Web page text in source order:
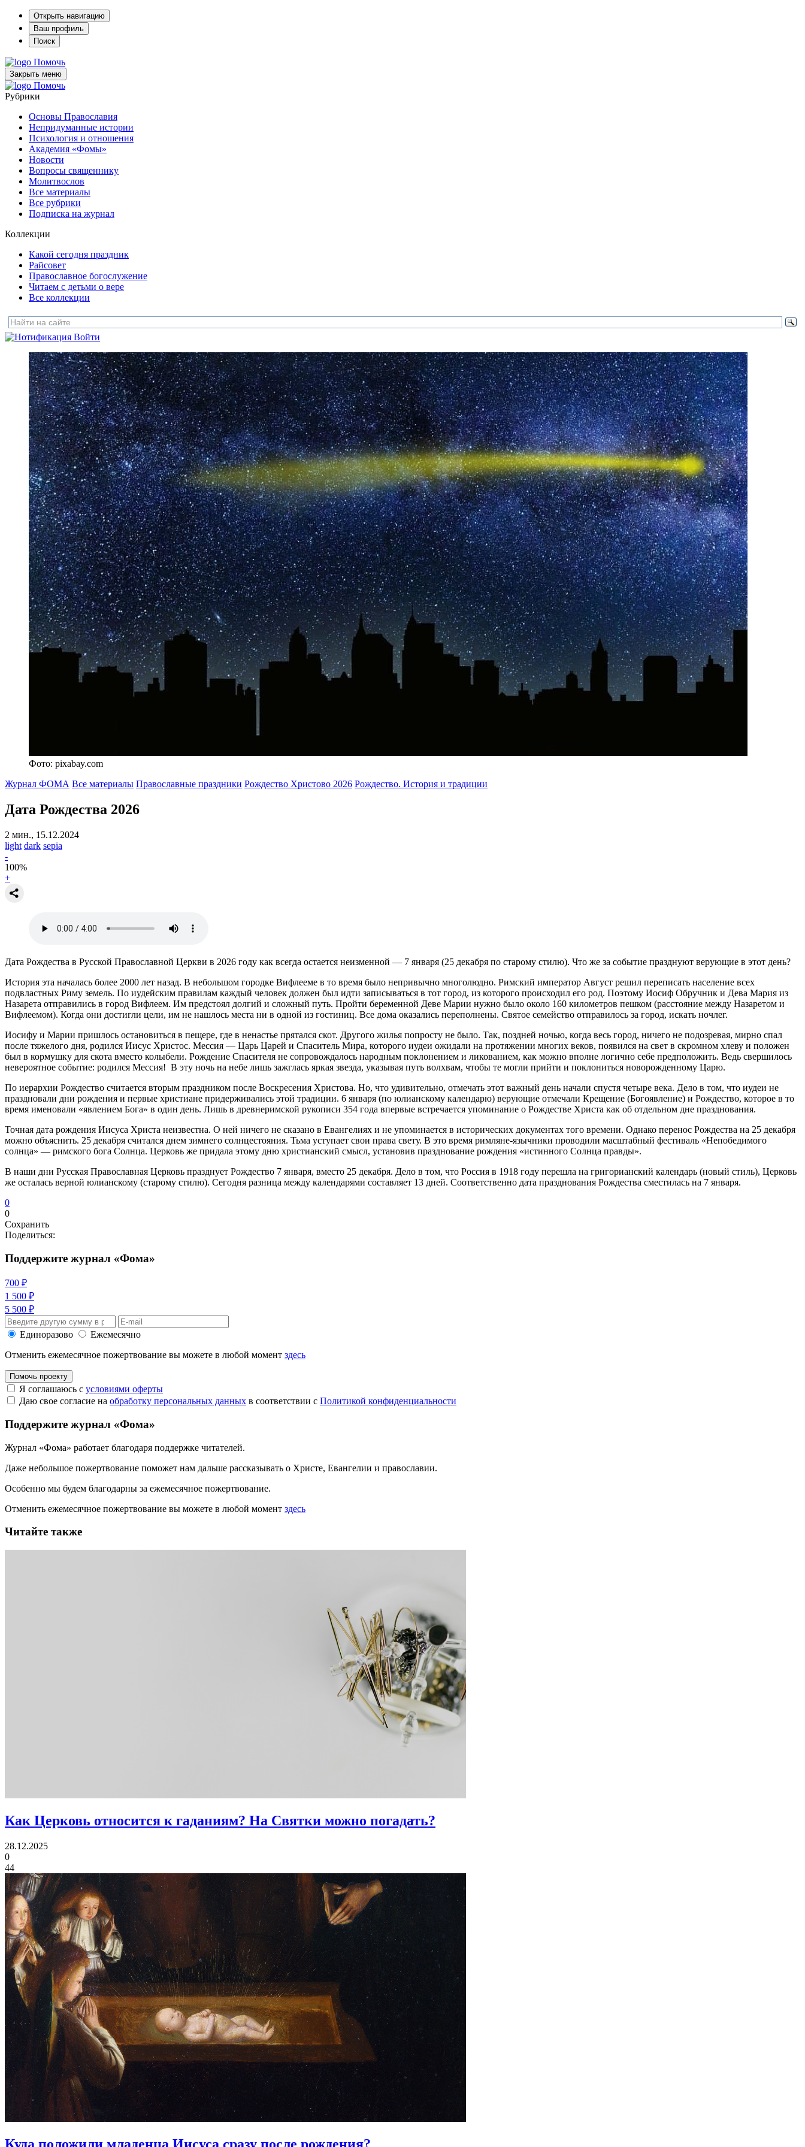
Открыть навигацию
Ваш профиль
Поиск
Помочь
Закрыть меню
Помочь
Рубрики
Основы Православия
Непридуманные истории
Психология и отношения
Академия «Фомы»
Новости
Вопросы священнику
Молитвослов
Все материалы
Все рубрики
Подписка на журнал
Коллекции
Какой сегодня праздник
Райсовет
Православное богослужение
Читаем с детьми о вере
Все коллекции
Войти
Фото: pixabay.com
Журнал ФОМА Все материалы Православные праздники Рождество Христово 2026 Рождество. История и традиции
Дата Рождества 2026
2 мин., 15.12.2024
light dark sepia
-
100%
+
Дата Рождества в Русской Православной Церкви в 2026 году как всегда остается неизменной — 7 января (25 декабря по старому стилю). Что же за событие празднуют верующие в этот день?
История эта началась более 2000 лет назад. В небольшом городке Вифлееме в то время было непривычно многолюдно. Римский император Август решил переписать население всех
подвластных Риму земель. По иудейским правилам каждый человек должен был идти записываться в тот город, из которого происходил его род. Поэтому Иосиф Обручник и Дева Мария из
Назарета отправились в город Вифлеем. Им предстоял долгий и сложный путь. Пройти беременной Деве Марии нужно было около 160 километров пешком (расстояние между Назаретом и
Вифлеемом). Когда они достигли цели, им не нашлось места ни в одной из гостиниц. Все дома оказались переполнены. Святое семейство отправилось за город, искать ночлег.
Иосифу и Марии пришлось остановиться в пещере, где в ненастье прятался скот. Другого жилья попросту не было. Так, поздней ночью, когда весь город, ничего не подозревая, мирно спал
после тяжелого дня, родился Иисус Христос. Мессия — Царь Царей и Спаситель Мира, которого иудеи ожидали на протяжении многих веков, появился на свет в скромном хлеву и положен
был в кормушку для скота вместо колыбели. Рождение Спасителя не сопровождалось народным поклонением и ликованием, как можно вполне логично себе предположить. Ведь свершилось
невероятное событие: родился Мессия! В эту ночь на небе лишь зажглась яркая звезда, указывая путь волхвам, чтобы те могли прийти и поклониться новорожденному Царю.
По иерархии Рождество считается вторым праздником после Воскресения Христова. Но, что удивительно, отмечать этот важный день начали спустя четыре века. Дело в том, что иудеи не
праздновали дни рождения и первые христиане придерживались этой традиции. 6 января (по юлианскому календарю) верующие отмечали Крещение (Богоявление) и Рождество, которое в то
время именовали «явлением Бога» в один день. Лишь в древнеримской рукописи 354 года впервые встречается упоминание о Рождестве Христа как об отдельном дне празднования.
Точная дата рождения Иисуса Христа неизвестна. О ней ничего не сказано в Евангелиях и не упоминается в исторических документах того времени. Однако перенос Рождества на 25 декабря
можно объяснить. 25 декабря считался днем зимнего солнцестояния. Тьма уступает свои права свету. В это время римляне-язычники проводили масштабный фестиваль «Непобедимого
солнца» — римского бога Солнца. Церковь же придала этому дню христианский смысл, установив празднование рождения «истинного Солнца правды».
В наши дни Русская Православная Церковь празднует Рождество 7 января, вместо 25 декабря. Дело в том, что Россия в 1918 году перешла на григорианский календарь (новый стиль), Церковь
же осталась верной юлианскому (старому стилю). Сегодня разница между календарями составляет 13 дней. Соответственно дата празднования Рождества сместилась на 7 января.
0
0
Сохранить
Поделиться:
Поддержите журнал «Фома»
700 ₽
1 500 ₽
5 500 ₽
Единоразово
Ежемесячно
Отменить ежемесячное пожертвование вы можете в любой момент здесь
Помочь проекту
Я соглашаюсь с условиями оферты
Даю свое согласие на обработку персональных данных в соответствии с Политикой конфиденциальности
Поддержите журнал «Фома»
Журнал «Фома» работает благодаря поддержке читателей.
Даже небольшое пожертвование поможет нам дальше рассказывать о Христе, Евангелии и православии.
Особенно мы будем благодарны за ежемесячное пожертвование.
Отменить ежемесячное пожертвование вы можете в любой момент здесь
Читайте также
Как Церковь относится к гаданиям? На Святки можно погадать?
28.12.2025
0
44